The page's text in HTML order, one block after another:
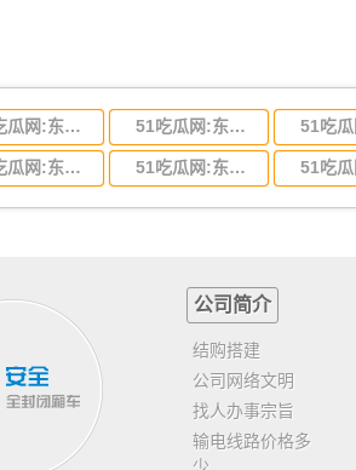
51吃瓜网:东莞到吉林省物流运输,东莞到吉林省物流公司 51吃瓜网:东莞到甘肃省物流运输,东莞到甘肃省物流公司
51吃瓜网:东莞到江苏物流专线运输,东莞到江苏省物流公司 51吃瓜网:东莞到浙江省物流运输,东莞到浙江省物流公司
公司简介
结购搭建
公司网络文明
找人办事宗旨
输电线路价格多